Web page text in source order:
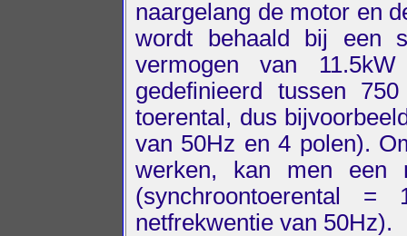
naargelang de motor en
wordt behaald bij een
vermogen van
gedefinieerd tussen
toerental, dus
van 50Hz en 4 polen).
werken, kan men een
(synchroontoerental
netfrekwentie van 50Hz).